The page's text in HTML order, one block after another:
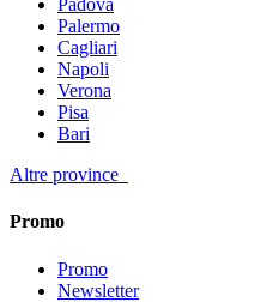
Padova
Palermo
Cagliari
Napoli
Verona
Pisa
Bari
Altre province
Promo
Promo
Newsletter